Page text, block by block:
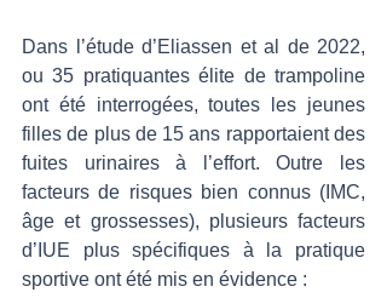
Dans l’étude d’Eliassen et al de 2022,
ou 35 pratiquantes élite de trampoline
ont été interrogées, toutes les jeunes
filles de plus de 15 ans rapportaient des
fuites urinaires à l’effort. Outre les
facteurs de risques bien connus (IMC,
âge et grossesses), plusieurs facteurs
d’IUE plus spécifiques à la pratique
sportive ont été mis en évidence :